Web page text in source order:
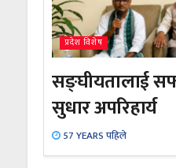
प्रदेश विशेष
सङ्घीयतालाई
सुधार अपरिहार्य
57 YEARS पहिले